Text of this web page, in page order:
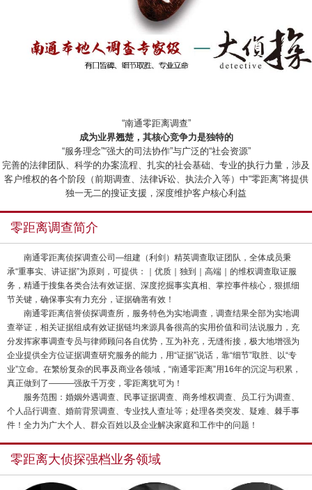
“南通零距离调查”
成为业界翘楚，其核心竞争力是独特的
“服务理念”“强大的司法协作”与广泛的“社会资源”
完善的法律团队、科学的办案流程、扎实的社会基础、专业的执行力量，涉及
客户维权的各个阶段（前期调查、法律诉讼、执法介入等）中“零距离”将提供
独一无二的搜证支援，深度维护客户核心利益
零距离调查简介
南通零距离侦探调查公司—组建（利剑）精英调查取证团队，全体成员秉
承“重事实、讲证据”为原则，可提供：｜优质｜独到｜高端｜的维权调查取证服
务，精通于搜集各类合法有效证据、深度挖掘事实真相、掌控事件核心，狠抓细
节关键，确保事实有力充分，证据确凿有效！
南通零距离信誉侦探调查所，服务特色为实地调查，调查结果全部为实地调
查举证，相关证据组成有效证据链均来源具备很高的实用价值和司法说服力，充
分发挥家事调查专员与律师顾问各自优势，互为补充，无缝衔接，极大地增强为
企业提供全方位证据调查研究服务的能力，用“证据”说话，靠“细节”取胜、以“专
业”立命。在繁纷复杂的民事及商业各领域，“南通零距离”用16年的沉淀与积累，
真正做到了———强敌千万变，零距离犹可为！
服务范围：婚姻外遇调查、民事证据调查、商务维权调查、员工行为调查、
个人品行调查、婚前背景调查、专业找人查址等；处理各类突发、疑难、棘手事
件！全力为广大个人、群众百姓以及企业解决家庭和工作中的问题！
零距离大侦探强档业务领域